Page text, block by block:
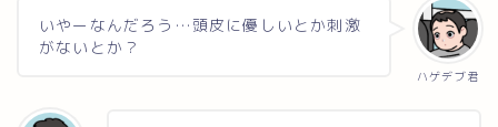
ハゲデブ君
いやーなんだろう…頭皮に優しいとか刺激
がないとか？